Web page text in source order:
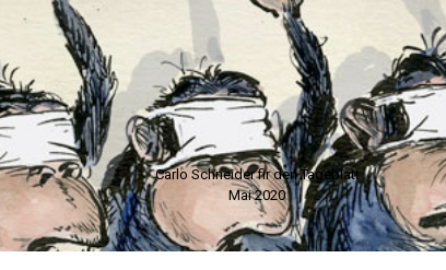
Carlo Schneider fir den Tageblatt
Mai 2020